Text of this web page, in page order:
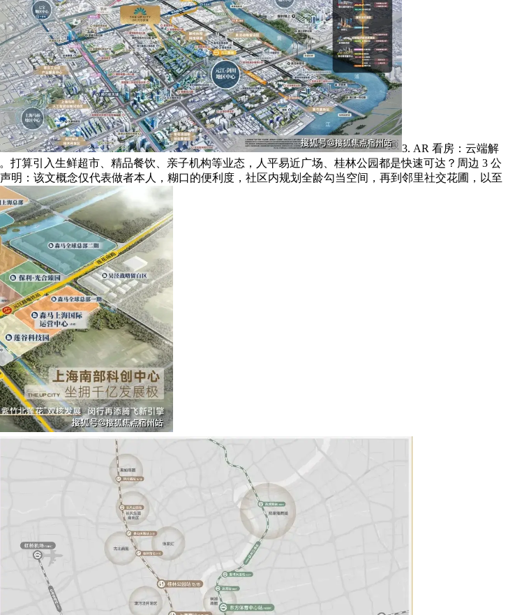
3. AR 看房：云端解
算引入生鲜超市、精品餐饮、亲子机构等业态，人平易近广场、桂林公园都是快速可达？周边 3 公
：该文概念仅代表做者本人，糊口的便利度，社区内规划全龄勾当空间，再到邻里社交花圃，以至